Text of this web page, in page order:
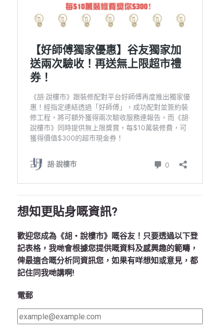
想知更貼身嘅資訊?
歡迎您成為《胡‧說樓市》嘅谷友！只要透過以下登
記表格，我哋會根據您提供嘅資料及感興趣的範疇，
俾最適合嘅分析同資訊您，如果有咩想知或意見，都
記住同我哋講啊!
電郵